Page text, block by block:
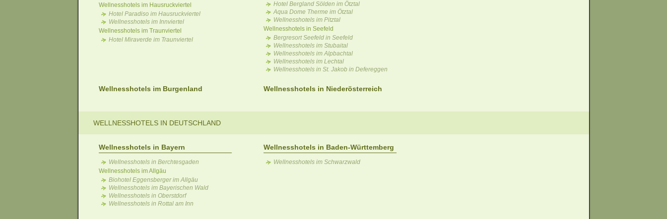
Wellnesshotels im Hausruckviertel
Hotel Paradiso im Hausruckviertel
Wellnesshotels im Innviertel
Wellnesshotels im Traunviertel
Hotel Miraverde im Traunviertel
Hotel Bergland Sölden im Ötztal
Aqua Dome Therme im Ötztal
Wellnesshotels im Pitztal
Wellnesshotels in Seefeld
Bergresort Seefeld in Seefeld
Wellnesshotels im Stubaital
Wellnesshotels im Alpbachtal
Wellnesshotels im Lechtal
Wellnesshotels in St. Jakob in Defereggen
Wellnesshotels im Burgenland Wellnesshotels in Niederösterreich
WELLNESSHOTELS IN DEUTSCHLAND
Wellnesshotels in Bayern
Wellnesshotels in Berchtesgaden
Wellnesshotels im Allgäu
Biohotel Eggensberger im Allgäu
Wellnesshotels im Bayerischen Wald
Wellnesshotels in Oberstdorf
Wellnesshotels in Rottal am Inn
Wellnesshotels in Baden-Württemberg
Wellnesshotels im Schwarzwald